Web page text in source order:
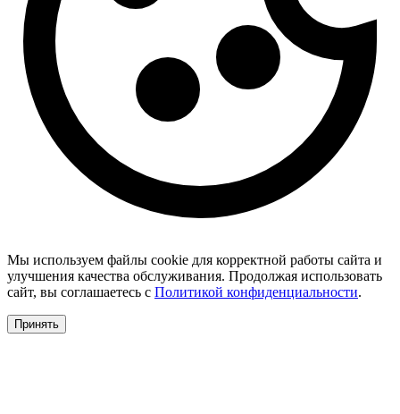
Мы используем файлы cookie для корректной работы сайта и
улучшения качества обслуживания. Продолжая использовать
сайт, вы соглашаетесь с Политикой конфиденциальности.
Принять